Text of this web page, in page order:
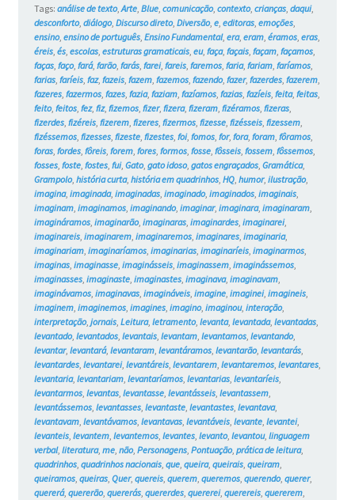
Tags: análise de texto,Arte, Blue, comunicação, contexto, crianças, daqui,
desconforto, diálogo, Discurso direto, Diversão, e, editoras, emoções,
ensino, ensino de português, Ensino Fundamental, era, eram, éramos, eras,
éreis, és, escolas, estruturas gramaticais, eu, faça, façais, façam, façamos,
faças, faço, fará, farão, farás, farei, fareis, faremos, faria, fariam, faríamos,
farias, faríeis, faz, fazeis, fazem, fazemos, fazendo, fazer, fazerdes, fazerem,
fazeres, fazermos, fazes, fazia, faziam, fazíamos, fazias, fazíeis, feita, feitas,
feito, feitos, fez, fiz, fizemos, fizer, fizera, fizeram, fizéramos, fizeras,
fizerdes, fizéreis, fizerem, fizeres, fizermos, fizesse, fizésseis, fizessem,
fizéssemos, fizesses, fizeste, fizestes, foi, fomos, for, fora, foram, fôramos,
foras, fordes, fôreis, forem, fores, formos, fosse, fôsseis, fossem, fôssemos,
fosses, foste, fostes, fui, Gato, gato idoso, gatos engraçados, Gramática,
Grampolo, história curta, história em quadrinhos, HQ, humor, ilustração,
imagina, imaginada, imaginadas, imaginado, imaginados, imaginais,
imaginam, imaginamos, imaginando, imaginar, imaginara, imaginaram,
imagináramos, imaginarão, imaginaras, imaginardes, imaginarei,
imaginareis, imaginarem, imaginaremos, imaginares, imaginaria,
imaginariam, imaginaríamos, imaginarias, imaginaríeis, imaginarmos,
imaginas, imaginasse, imaginásseis, imaginassem, imaginássemos,
imaginasses, imaginaste, imaginastes, imaginava, imaginavam,
imaginávamos, imaginavas, imagináveis, imagine, imaginei, imagineis,
imaginem, imaginemos, imagines, imagino, imaginou, interação,
interpretação, jornais, Leitura, letramento, levanta, levantada, levantadas,
levantado, levantados, levantais, levantam, levantamos, levantando,
levantar, levantará, levantaram, levantáramos, levantarão, levantarás,
levantardes, levantarei, levantáreis, levantarem, levantaremos, levantares,
levantaria, levantariam, levantaríamos, levantarias, levantaríeis,
levantarmos, levantas, levantasse, levantásseis, levantassem,
levantássemos, levantasses, levantaste, levantastes, levantava,
levantavam, levantávamos, levantavas, levantáveis, levante, levantei,
levanteis, levantem, levantemos, levantes, levanto, levantou, linguagem
verbal, literatura, me, não, Personagens, Pontuação, prática de leitura,
quadrinhos, quadrinhos nacionais, que, queira, queirais, queiram,
queiramos, queiras, Quer, quereis, querem, queremos, querendo, querer,
quererá, quererão, quererás, quererdes, quererei, querereis, quererem,